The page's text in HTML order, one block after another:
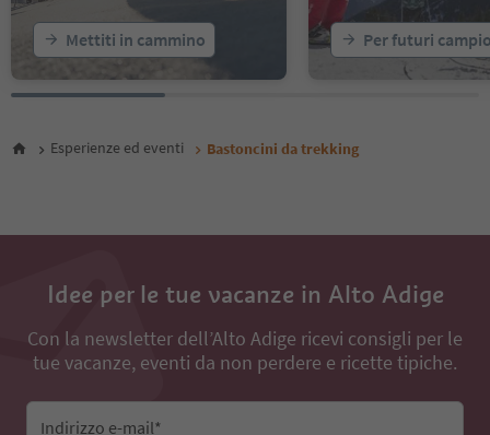
Mettiti in cammino Per futuri
Esperienze ed eventi Bastoncini da trekking
Idee per le tue vacanze in Alto Adige
Con la newsletter dell’Alto Adige ricevi consigli per le
tue vacanze, eventi da non perdere e ricette tipiche.
Indirizzo e-mail*